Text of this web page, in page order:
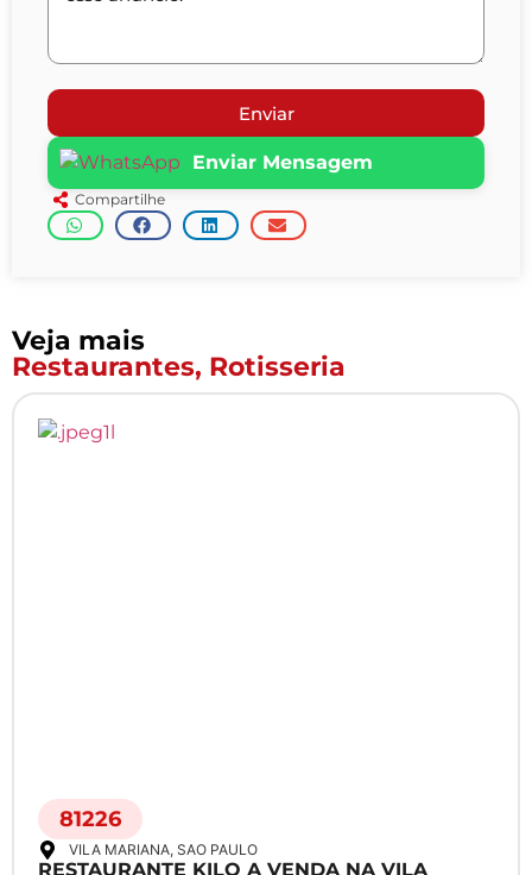
Enviar
Enviar Mensagem
Compartilhe
Veja mais
Restaurantes, Rotisseria
81226
VILA MARIANA, SAO PAULO
RESTAURANTE KILO A VENDA NA VILA